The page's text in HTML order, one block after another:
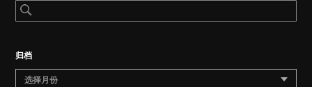
归档
选择月份